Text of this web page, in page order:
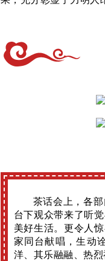
茶话会上，各
台下观众带来了听
美好生活。更令人
家同台献唱，生动
洋、其乐融融、热烈